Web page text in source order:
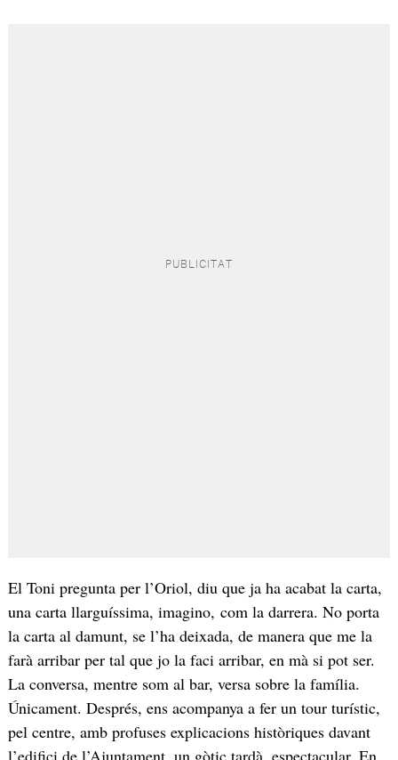
El Toni pregunta per l’Oriol, diu que ja ha acabat la carta,
una carta llarguíssima, imagino, com la darrera. No porta
la carta al damunt, se l’ha deixada, de manera que me la
farà arribar per tal que jo la faci arribar, en mà si pot ser.
La conversa, mentre som al bar, versa sobre la família.
Únicament. Després, ens acompanya a fer un tour turístic,
pel centre, amb profuses explicacions històriques davant
l’edifici de l’Ajuntament, un gòtic tardà, espectacular. En